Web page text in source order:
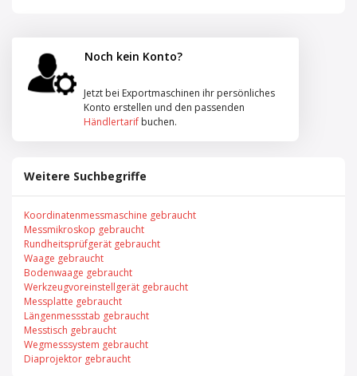
Noch kein Konto?
Jetzt bei Exportmaschinen ihr persönliches
Konto erstellen und den passenden
Händlertarif buchen.
Weitere Suchbegriffe
Koordinatenmessmaschine gebraucht
Messmikroskop gebraucht
Rundheitsprüfgerät gebraucht
Waage gebraucht
Bodenwaage gebraucht
Werkzeugvoreinstellgerät gebraucht
Messplatte gebraucht
Längenmessstab gebraucht
Messtisch gebraucht
Wegmesssystem gebraucht
Diaprojektor gebraucht